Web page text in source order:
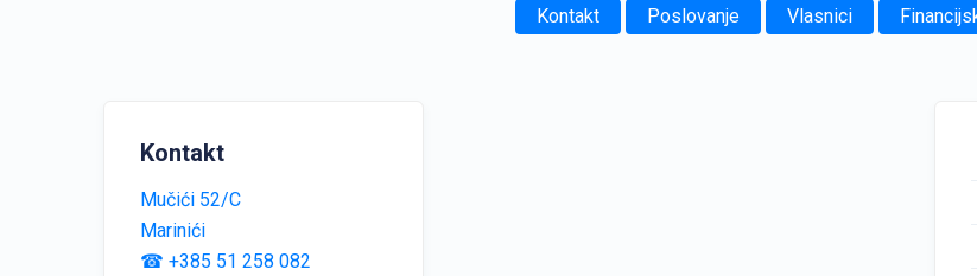
Kontakt Poslovanje Vlasnici
Kontakt
Mučići 52/C
Marinići
☎ +385 51 258 082